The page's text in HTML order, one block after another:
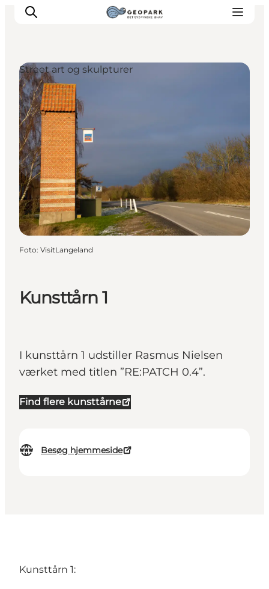
Kunsttårn 1
I kunsttårn 1 udstiller Rasmus Nielsen
værket med titlen ”RE:PATCH 0.4”.
Find flere kunsttårne
Besøg hjemmeside
Street art og skulpturer
Foto: VisitLangeland
Kunsttårn 1: